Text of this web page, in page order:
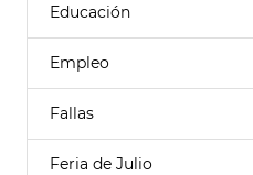
Educación
Empleo
Fallas
Feria de Julio